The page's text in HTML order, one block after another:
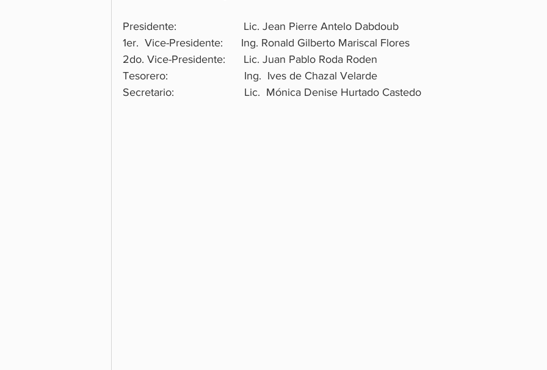
Presidente:                      Lic. Jean Pierre Antelo Dabdoub
1er.  Vice-Presidente:      Ing. Ronald Gilberto Mariscal Flores
2do. Vice-Presidente:      Lic. Juan Pablo Roda Roden
Tesorero:                         Ing.  Ives de Chazal Velarde
Secretario:                       Lic.  Mónica Denise Hurtado Castedo